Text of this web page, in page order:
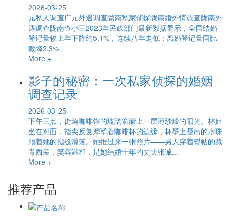
2026-03-25
元私人调查广元外遇调查陇南私家侦探陇南婚外情调查陇南外
遇调查陇南查小三2023年民政部门最新数据显示，全国结婚
登记量较上年下降约5.1%，连续八年走低；离婚登记量同比
微降2.3%，
More +
影子的秘密：一次私家侦探的婚姻
调查记录
2026-03-25
下午三点，街角咖啡馆的玻璃窗蒙上一层薄纱般的阳光。林姐
坐在对面，指尖反复摩挲着咖啡杯的边缘，杯壁上凝出的水珠
顺着她的指缝滑落。她推过来一张照片——男人穿着熨帖的藏
青西装，笑容温和，是她结婚十年的丈夫张诚...
More +
推荐产品